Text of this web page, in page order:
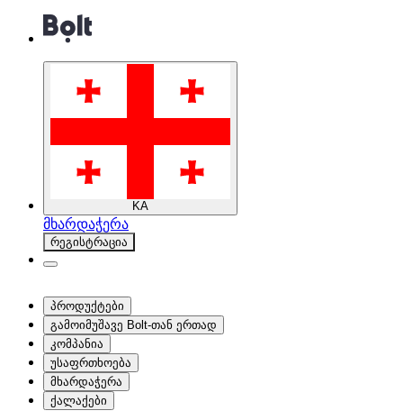
KA
მხარდაჭერა
რეგისტრაცია
პროდუქტები
გამოიმუშავე Bolt-თან ერთად
კომპანია
უსაფრთხოება
მხარდაჭერა
ქალაქები